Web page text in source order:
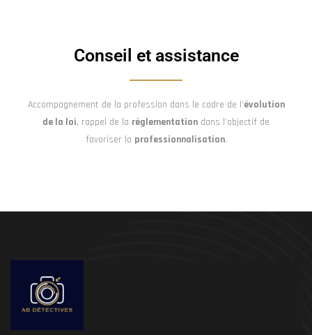
Conseil et assistance
Accompagnement de la profession dans le cadre de l’évolution
de la loi, rappel de la réglementation dans l’objectif de
favoriser la professionnalisation.